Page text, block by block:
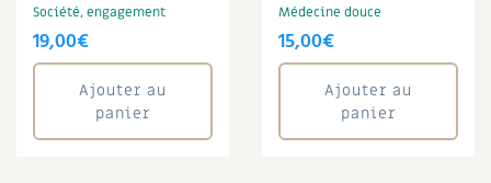
Société, engagement
19,00€
Ajouter au
panier
Médecine douce
15,00€
Ajouter au
panier